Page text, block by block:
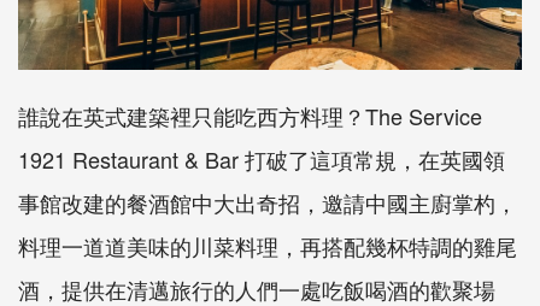
誰說在英式建築裡只能吃西方料理？The Service
1921 Restaurant & Bar 打破了這項常規，在英國領
事館改建的餐酒館中大出奇招，邀請中國主廚掌杓，
料理一道道美味的川菜料理，再搭配幾杯特調的雞尾
酒，提供在清邁旅行的人們一處吃飯喝酒的歡聚場